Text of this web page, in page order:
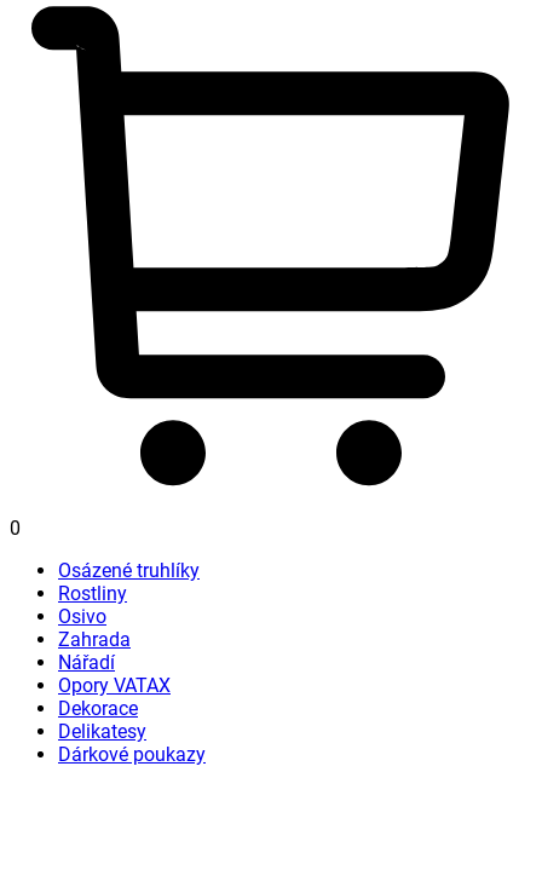
0
Osázené truhlíky
Rostliny
Osivo
Zahrada
Nářadí
Opory VATAX
Dekorace
Delikatesy
Dárkové poukazy